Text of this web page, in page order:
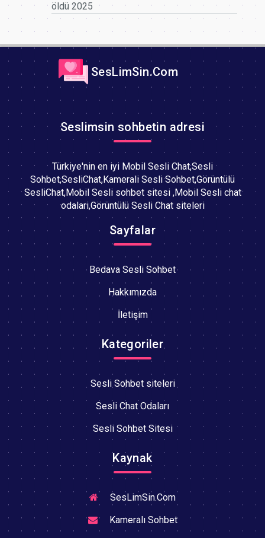
öldü 2025
SesLimSin.Com
Seslimsin sohbetin adresi
Türkiye'nin en iyi Mobil Sesli Chat,Sesli
Sohbet,SesliChat,Kamerali Sesli Sohbet,Görüntülü
SesliChat,Mobil Sesli sohbet sitesi ,Mobil Sesli chat
odalari,Görüntülü Sesli Chat siteleri
Sayfalar
Bedava Sesli Sohbet
Hakkımızda
İletişim
Kategoriler
Sesli Sohbet siteleri
Sesli Chat Odaları
Sesli Sohbet Sitesi
Kaynak
SesLimSin.Com
Kameralı Sohbet